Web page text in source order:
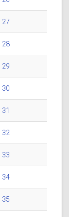
27
28
29
30
32
33
34
35